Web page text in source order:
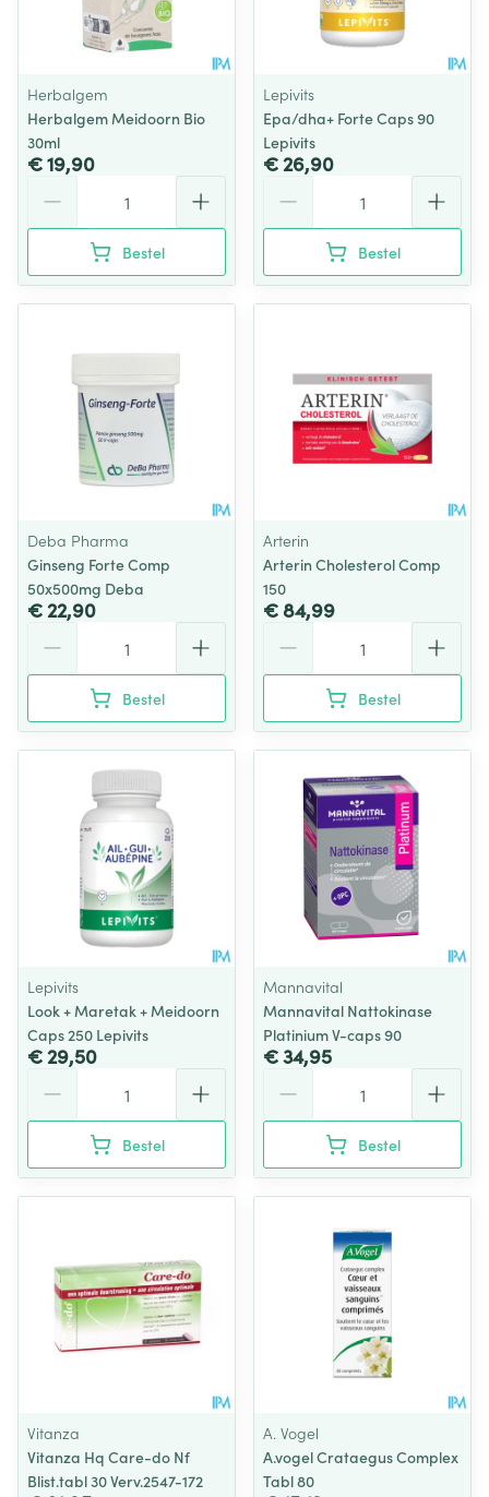
Herbalgem
Herbalgem Meidoorn Bio
30ml
€ 19,90
Bestel
Lepivits
Epa/dha+ Forte Caps 90
Lepivits
€ 26,90
Bestel
Deba Pharma
Ginseng Forte Comp
50x500mg Deba
€ 22,90
Bestel
Arterin
Arterin Cholesterol Comp
150
€ 84,99
Bestel
Lepivits
Look + Maretak + Meidoorn
Caps 250 Lepivits
€ 29,50
Bestel
Mannavital
Mannavital Nattokinase
Platinium V-caps 90
€ 34,95
Bestel
Vitanza
Vitanza Hq Care-do Nf
Blist.tabl 30 Verv.2547-172
A. Vogel
A.vogel Crataegus Complex
Tabl 80